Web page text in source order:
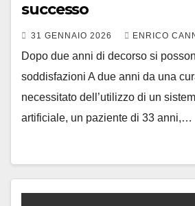
successo
31 GENNAIO 2026 ENRICO
Dopo due anni di decorso si
soddisfazioni A due anni da una
necessitato dell’utilizzo di un
artificiale, un paziente di 33 anni,…